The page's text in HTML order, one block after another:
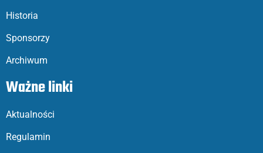
Historia
Sponsorzy
Archiwum
Ważne linki
Aktualności
Regulamin